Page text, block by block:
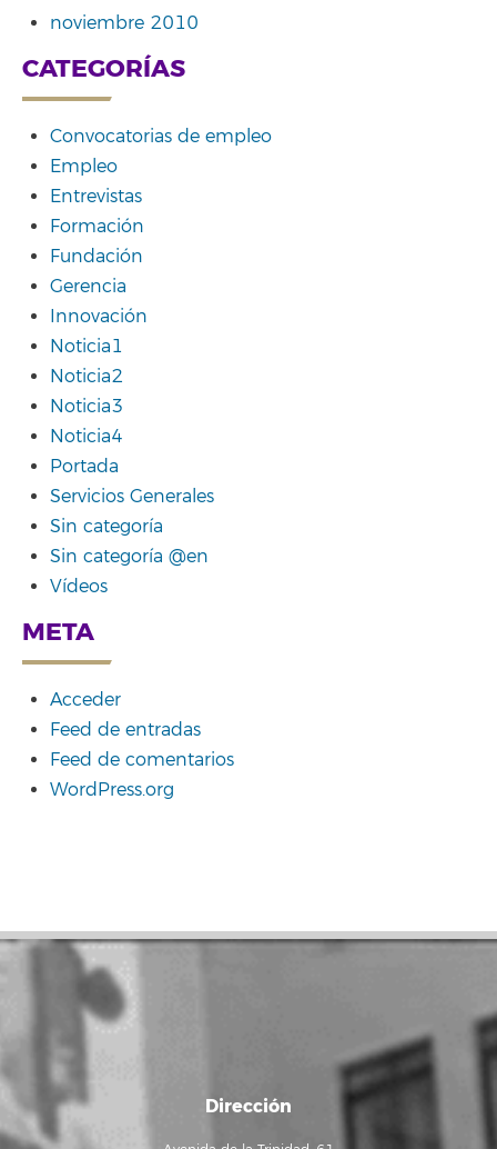
noviembre 2010
CATEGORÍAS
Convocatorias de empleo
Empleo
Entrevistas
Formación
Fundación
Gerencia
Innovación
Noticia1
Noticia2
Noticia3
Noticia4
Portada
Servicios Generales
Sin categoría
Sin categoría @en
Vídeos
META
Acceder
Feed de entradas
Feed de comentarios
WordPress.org
Dirección